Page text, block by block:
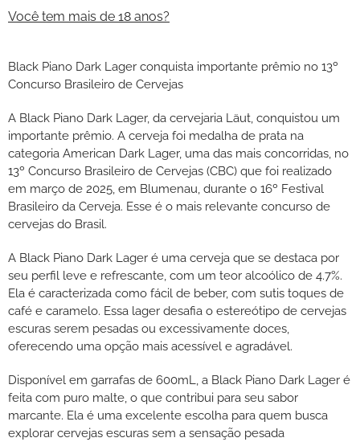
Você tem mais de 18 anos?
Black Piano Dark Lager conquista importante prêmio no 13º
Concurso Brasileiro de Cervejas
A Black Piano Dark Lager, da cervejaria Läut, conquistou um
importante prêmio. A cerveja foi medalha de prata na
categoria American Dark Lager, uma das mais concorridas, no
13º Concurso Brasileiro de Cervejas (CBC) que foi realizado
em março de 2025, em Blumenau, durante o 16º Festival
Brasileiro da Cerveja. Esse é o mais relevante concurso de
cervejas do Brasil.
A Black Piano Dark Lager é uma cerveja que se destaca por
seu perfil leve e refrescante, com um teor alcoólico de 4.7%.
Ela é caracterizada como fácil de beber, com sutis toques de
café e caramelo. Essa lager desafia o estereótipo de cervejas
escuras serem pesadas ou excessivamente doces,
oferecendo uma opção mais acessível e agradável.
Disponível em garrafas de 600mL, a Black Piano Dark Lager é
feita com puro malte, o que contribui para seu sabor
marcante. Ela é uma excelente escolha para quem busca
explorar cervejas escuras sem a sensação pesada